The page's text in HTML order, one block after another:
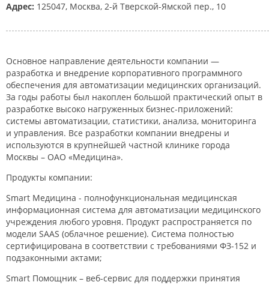
Адрес: 125047, Москва, 2-й Тверской-Ямской пер., 10
Основное направление деятельности компании —
разработка и внедрение корпоративного программного
обеспечения для автоматизации медицинских организаций.
За годы работы был накоплен большой практический опыт в
разработке высоко нагруженных бизнес-приложений:
системы автоматизации, статистики, анализа, мониторинга
и управления. Все разработки компании внедрены и
используются в крупнейшей частной клинике города
Москвы – ОАО «Медицина».
Продукты компании:
Smart Медицина - полнофункциональная медицинская
информационная система для автоматизации медицинского
учреждения любого уровня. Продукт распространяется по
модели SAAS (облачное решение). Система полностью
сертифицирована в соответствии с требованиями ФЗ-152 и
подзаконными актами;
Smart Помощник – веб-сервис для поддержки принятия